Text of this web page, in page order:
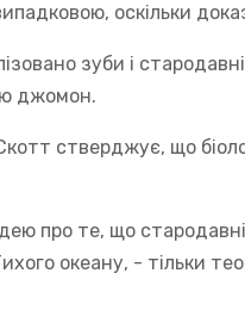
оскільки
зуби і
джомон.
стверджує, що
про те, що
океану, - тільки